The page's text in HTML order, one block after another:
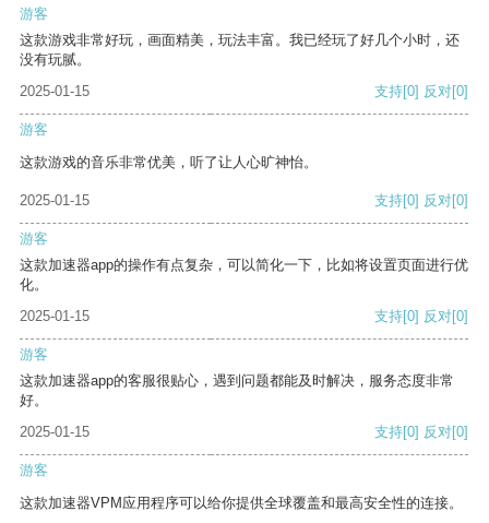
游客
这款游戏非常好玩，画面精美，玩法丰富。我已经玩了好几个小时，还
没有玩腻。
2025-01-15
支持[0] 反对[0]
游客
这款游戏的音乐非常优美，听了让人心旷神怡。
2025-01-15 支持[0] 反对[0]
游客
这款加速器app的操作有点复杂，可以简化一下，比如将设置页面进行优
化。
2025-01-15
支持[0] 反对[0]
游客
这款加速器app的客服很贴心，遇到问题都能及时解决，服务态度非常
好。
2025-01-15
支持[0] 反对[0]
游客
这款加速器VPM应用程序可以给你提供全球覆盖和最高安全性的连接。